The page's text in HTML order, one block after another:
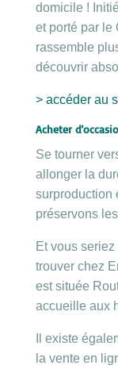
domicile !
et porté par le
rassemble
découvrir
> accéder au
Acheter
Se tourner
allonger la
surproduction
préservons
Et vous
trouver chez
est située
accueille aux
Il existe
la vente en